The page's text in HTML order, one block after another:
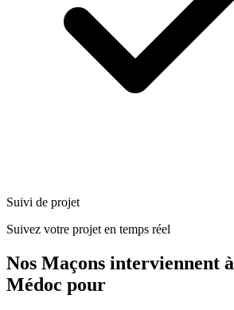
Suivi de projet
Suivez votre projet en temps réel
Nos Maçons interviennent à
Médoc pour